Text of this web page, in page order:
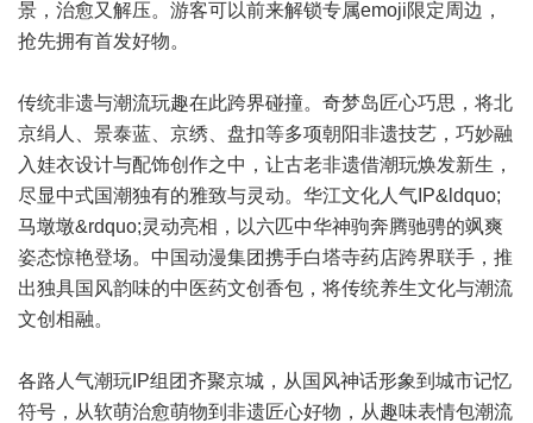
景，治愈又解压。游客可以前来解锁专属emoji限定周边，
抢先拥有首发好物。
传统非遗与潮流玩趣在此跨界碰撞。奇梦岛匠心巧思，将北
京绢人、景泰蓝、京绣、盘扣等多项朝阳非遗技艺，巧妙融
入娃衣设计与配饰创作之中，让古老非遗借潮玩焕发新生，
尽显中式国潮独有的雅致与灵动。华江文化人气IP&ldquo;
马墩墩&rdquo;灵动亮相，以六匹中华神驹奔腾驰骋的飒爽
姿态惊艳登场。中国动漫集团携手白塔寺药店跨界联手，推
出独具国风韵味的中医药文创香包，将传统养生文化与潮流
文创相融。
各路人气潮玩IP组团齐聚京城，从国风神话形象到城市记忆
符号，从软萌治愈萌物到非遗匠心好物，从趣味表情包潮流